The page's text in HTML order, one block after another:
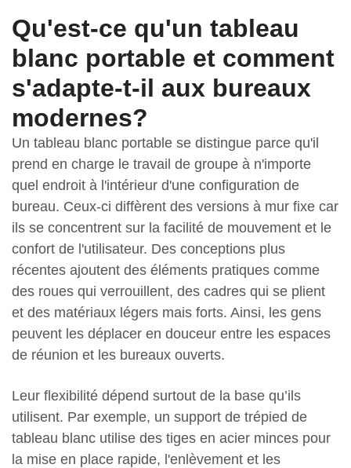
Qu'est-ce qu'un tableau
blanc portable et comment
s'adapte-t-il aux bureaux
modernes?
Un tableau blanc portable se distingue parce qu'il
prend en charge le travail de groupe à n'importe
quel endroit à l'intérieur d'une configuration de
bureau. Ceux-ci diffèrent des versions à mur fixe car
ils se concentrent sur la facilité de mouvement et le
confort de l'utilisateur. Des conceptions plus
récentes ajoutent des éléments pratiques comme
des roues qui verrouillent, des cadres qui se plient
et des matériaux légers mais forts. Ainsi, les gens
peuvent les déplacer en douceur entre les espaces
de réunion et les bureaux ouverts.
Leur flexibilité dépend surtout de la base qu’ils
utilisent. Par exemple, un support de trépied de
tableau blanc utilise des tiges en acier minces pour
la mise en place rapide, l'enlèvement et les